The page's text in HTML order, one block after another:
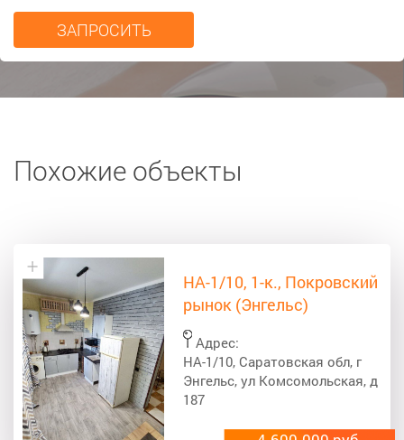
Похожие объекты
НА-1/10, 1-к., Покровский
рынок (Энгельс)
Адрес:
НА-1/10, Саратовская обл, г
Энгельс, ул Комсомольская, д
187